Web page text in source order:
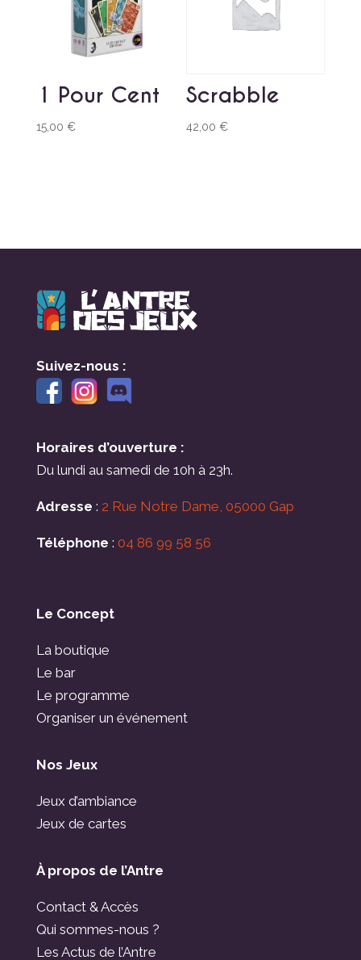
1 Pour Cent
15,00 €
Scrabble
42,00€
Suivez-nous :
Horaires d’ouverture :
Du lundi au samedi de 10h à 23h.
Adresse : 2 Rue Notre Dame, 05000 Gap
Téléphone : 04 86 99 58 56
Le Concept
La boutique
Le bar
Le programme
Organiser un événement
Nos Jeux
Jeux d’ambiance
Jeux de cartes
À propos de l’Antre
Contact & Accès
Qui sommes-nous ?
Les Actus de l’Antre